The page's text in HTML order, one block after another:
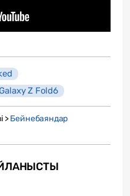
Galaxy Z Fold6
>Бейнебаяндар